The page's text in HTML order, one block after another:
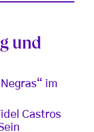
und
im
Castros